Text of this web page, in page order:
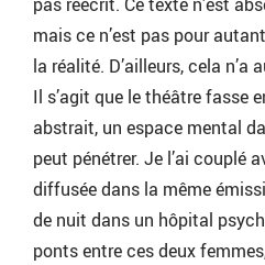
mais ce n’est pas pour
la réalité. D’ailleurs, cela
Il s’agit que le théâtre fasse
abstrait, un espace mental
peut pénétrer. Je l’ai couplé
diffusée dans la même
de nuit dans un hôpital
ponts entre ces deux